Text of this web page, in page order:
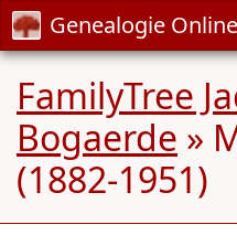
Genealogie Online
FamilyTree
Bogaerde »
(1882-1951)